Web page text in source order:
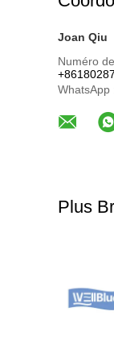
Joan Qiu
Numéro
WhatsApp
Plus